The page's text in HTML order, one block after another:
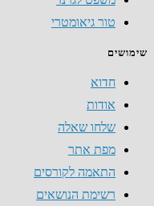
טור גיאומטרי
שימושים
חדוא
אודות
שלחו שאלה
מפת אתר
התאמה לקורסים
רשימת הנושאים